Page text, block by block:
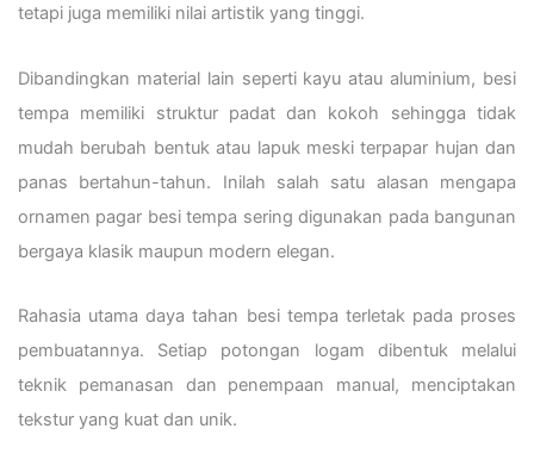
tetapi juga memiliki nilai artistik yang tinggi.
Dibandingkan material lain seperti kayu atau aluminium, besi
tempa memiliki struktur padat dan kokoh sehingga tidak
mudah berubah bentuk atau lapuk meski terpapar hujan dan
panas bertahun-tahun. Inilah salah satu alasan mengapa
ornamen pagar besi tempa sering digunakan pada bangunan
bergaya klasik maupun modern elegan.
Rahasia utama daya tahan besi tempa terletak pada proses
pembuatannya. Setiap potongan logam dibentuk melalui
teknik pemanasan dan penempaan manual, menciptakan
tekstur yang kuat dan unik.